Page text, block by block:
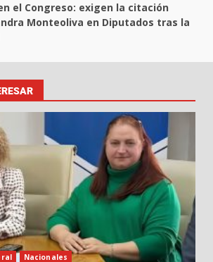
el Congreso: exigen la citación
Monteoliva en Diputados tras la
Nacionales